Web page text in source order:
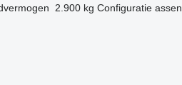
2.900 kg Configuratie assen